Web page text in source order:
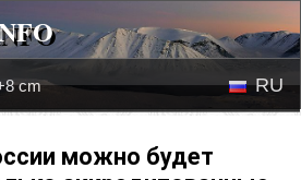
cm RU
можно будет